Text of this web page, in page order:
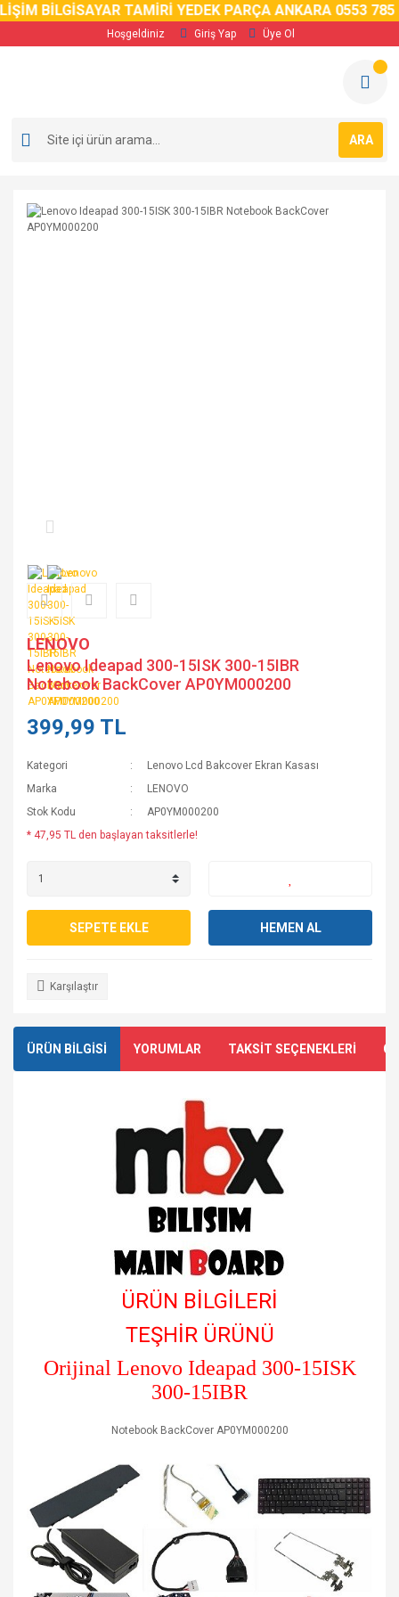
BİLGİSAYAR TAMİRİ YEDEK PARÇA ANKARA 0553 785
Hoşgeldiniz Giriş Yap Üye Ol
ARA
LENOVO
Lenovo Ideapad 300-15ISK 300-15IBR
Notebook BackCover AP0YM000200
399,99 TL
Kategori
Lenovo Lcd Bakcover Ekran Kasası
Marka
LENOVO
Stok Kodu
AP0YM000200
* 47,95 TL den başlayan taksitlerle!
SEPETE EKLE HEMEN AL
Karşılaştır
ÜRÜN BİLGİSİ YORUMLAR TAKSİT SEÇENEKLERİ
ÜRÜN BİLGİLERİ
TEŞHİR ÜRÜNÜ
Orijinal Lenovo Ideapad 300-15ISK
300-15IBR
Notebook BackCover AP0YM000200